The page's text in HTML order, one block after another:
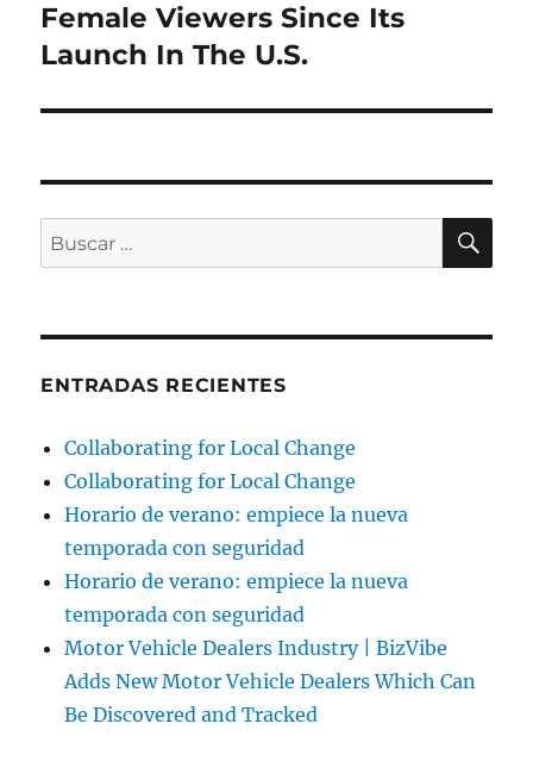
siguiente:
Female Viewers Since Its
Launch In The U.S.
Buscar
por:
ENTRADAS RECIENTES
Collaborating for Local Change
Collaborating for Local Change
Horario de verano: empiece la nueva
temporada con seguridad
Horario de verano: empiece la nueva
temporada con seguridad
Motor Vehicle Dealers Industry | BizVibe
Adds New Motor Vehicle Dealers Which Can
Be Discovered and Tracked